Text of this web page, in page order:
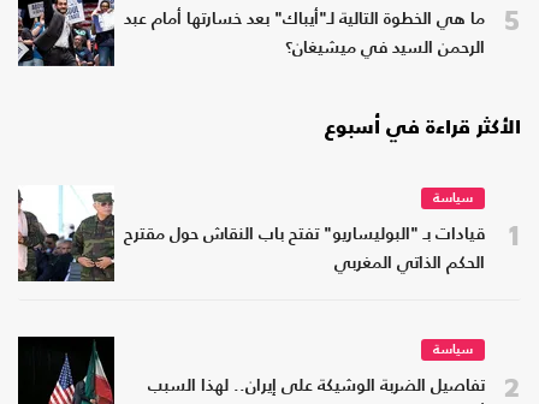
5
ما هي الخطوة التالية لـ"أيباك" بعد خسارتها أمام عبد
الرحمن السيد في ميشيغان؟
الأكثر قراءة في أسبوع
1
سياسة
قيادات بـ "البوليساريو" تفتح باب النقاش حول مقترح
الحكم الذاتي المغربي
2
سياسة
تفاصيل الضربة الوشيكة على إيران.. لهذا السبب